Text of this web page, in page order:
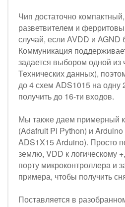
Чип достаточно
разветвителем и
случай, если AVDD и AGND
Коммуникация
задается выбором одной из
Технических данных),
до 4 схем ADS1015 на
получить до 16-ти входов.
Мы также даем примерный
(Adafruit Pi Python) и Arduino
ADS1X15 Arduino). Просто
землю, VDD к логическому
порту микроконтроллера и
примера, чтобы получить
Поставляется в